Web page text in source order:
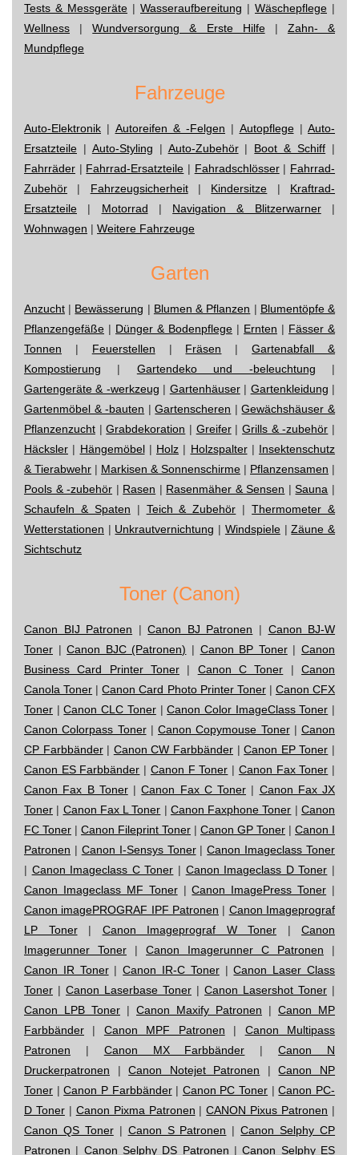
Tests & Messgeräte | Wasseraufbereitung | Wäschepflege |
Wellness |Wundversorgung & Erste Hilfe| Zahn- &
Mundpflege
Fahrzeuge
Auto-Elektronik | Autoreifen & -Felgen | Autopflege| Auto-
Ersatzteile | Auto-Styling | Auto-Zubehör| Boot & Schiff |
Fahrräder | Fahrrad-Ersatzteile | Fahradschlösser| Fahrrad-
Zubehör | Fahrzeugsicherheit| Kindersitze | Kraftrad-
Ersatzteile | Motorrad | Navigation & Blitzerwarner|
Wohnwagen | Weitere Fahrzeuge
Garten
Anzucht | Bewässerung | Blumen & Pflanzen | Blumentöpfe &
Pflanzengefäße | Dünger & Bodenpflege | Ernten | Fässer &
Tonnen | Feuerstellen | Fräsen |Gartenabfall &
Kompostierung | Gartendeko und -beleuchtung |
Gartengeräte & -werkzeug | Gartenhäuser| Gartenkleidung |
Gartenmöbel & -bauten |Gartenscheren |Gewächshäuser &
Pflanzenzucht |Grabdekoration | Greifer|Grills & -zubehör |
Häcksler | Hängemöbel| Holz | Holzspalter| Insektenschutz
& Tierabwehr | Markisen & Sonnenschirme | Pflanzensamen |
Pools & -zubehör | Rasen | Rasenmäher & Sensen |Sauna |
Schaufeln & Spaten | Teich & Zubehör |Thermometer &
Wetterstationen | Unkrautvernichtung | Windspiele|Zäune &
Sichtschutz
Toner (Canon)
Canon BIJ Patronen |Canon BJ Patronen | Canon BJ-W
Toner |Canon BJC (Patronen) | Canon BP Toner|Canon
Business Card Printer Toner | Canon C Toner |Canon
Canola Toner |Canon Card Photo Printer Toner| Canon CFX
Toner |Canon CLC Toner|Canon Color ImageClass Toner |
Canon Colorpass Toner| Canon Copymouse Toner| Canon
CP Farbbänder| Canon CW Farbbänder |Canon EP Toner |
Canon ES Farbbänder | Canon F Toner | Canon Fax Toner |
Canon Fax B Toner|Canon Fax C Toner | Canon Fax JX
Toner | Canon Fax L Toner | Canon Faxphone Toner |Canon
FC Toner | Canon Fileprint Toner | Canon GP Toner | Canon I
Patronen | Canon I-Sensys Toner|Canon Imageclass Toner
| Canon Imageclass C Toner | Canon Imageclass D Toner |
Canon Imageclass MF Toner|Canon ImagePress Toner |
Canon imagePROGRAF IPF Patronen | Canon Imageprograf
LP Toner| Canon Imageprograf W Toner | Canon
Imagerunner Toner | Canon Imagerunner C Patronen |
Canon IR Toner|Canon IR-C Toner|Canon Laser Class
Toner | Canon Laserbase Toner | Canon Lasershot Toner |
Canon LPB Toner | Canon Maxify Patronen | Canon MP
Farbbänder | Canon MPF Patronen | Canon Multipass
Patronen | Canon MX Farbbänder |Canon N
Druckerpatronen |Canon Notejet Patronen |Canon NP
Toner |Canon P Farbbänder| Canon PC Toner |Canon PC-
D Toner| Canon Pixma Patronen |CANON Pixus Patronen |
Canon QS Toner| Canon S Patronen |Canon Selphy CP
Patronen | Canon Selphy DS Patronen |Canon Selphy ES